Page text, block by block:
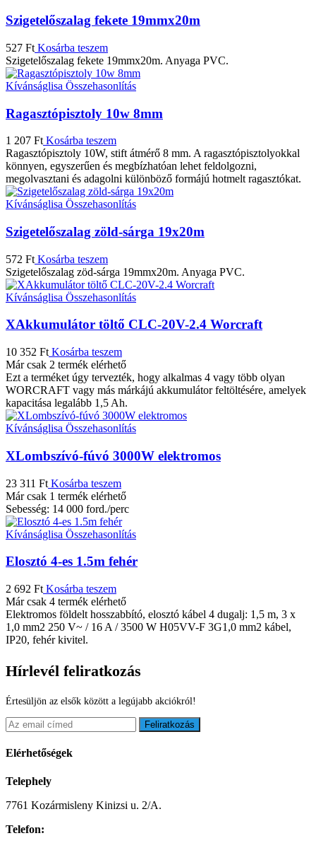
Szigetelőszalag fekete 19mmx20m
527 Ft Kosárba teszem
Szigetelőszalag fekete 19mmx20m. Anyaga PVC.
Kívánságlisa Összehasonlítás
Ragasztópisztoly 10w 8mm
1 207 Ft Kosárba teszem
Ragasztópisztoly 10W, stift átmérő 8 mm. A ragasztópisztolyokkal
könnyen, egyszerűen és megbízhatóan lehet feldolgozni,
megolvasztani és adagolni különböző formájú hotmelt ragasztókat.
Kívánságlisa Összehasonlítás
Szigetelőszalag zöld-sárga 19x20m
572 Ft Kosárba teszem
Szigetelőszalag zöd-sárga 19mmx20m. Anyaga PVC.
Kívánságlisa Összehasonlítás
XAkkumulátor töltő CLC-20V-2.4 Worcraft
10 352 Ft Kosárba teszem
Már csak 2 termék elérhető
Ezt a terméket úgy tervezték, hogy alkalmas 4 vagy több olyan
WORCRAFT vagy más márkájú akkumulátor feltöltésére, amelyek
kapacitása legalább 1,5 Ah.
Kívánságlisa Összehasonlítás
XLombszívó-fúvó 3000W elektromos
23 311 Ft Kosárba teszem
Már csak 1 termék elérhető
Sebesség: 14 000 ford./perc
Kívánságlisa Összehasonlítás
Elosztó 4-es 1.5m fehér
2 692 Ft Kosárba teszem
Már csak 4 termék elérhető
Elektromos földelt hosszabbító, elosztó kábel 4 dugalj: 1,5 m, 3 x
1,0 mm2 250 V~ / 16 A / 3500 W H05VV-F 3G1,0 mm2 kábel,
IP20, fehér kivitel.
Hírlevél feliratkozás
Értesüljön az elsők között a legújabb akciókról!
Feliratkozás
Elérhetőségek
Telephely
7761 Kozármisleny Kinizsi u. 2/A.
Telefon: